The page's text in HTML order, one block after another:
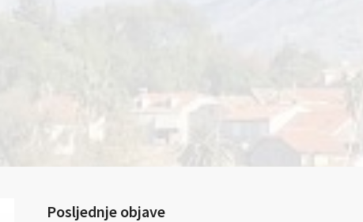
Posljednje objave